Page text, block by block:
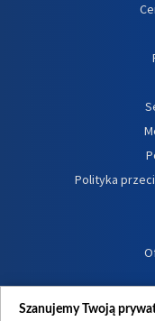
Polityka
Szanujemy Twoją